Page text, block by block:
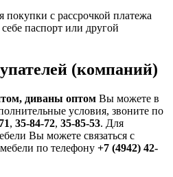
с рассрочкой платежа
паспорт или другой
(компаний)
диваны оптом Вы можете в
условия, звоните по
, 35-84-72, 35-85-53. Для
Вы можете связаться с
по телефону +7 (4942) 42-